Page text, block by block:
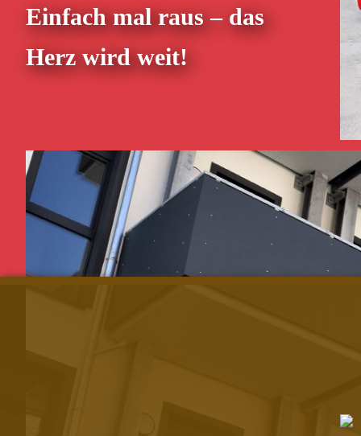
Einfach mal raus – das
Herz wird weit!
Unsere Flotte umfasst
Lebensqualität und
organisiert, die durch ihre
sorgen. Darüber hinaus werden